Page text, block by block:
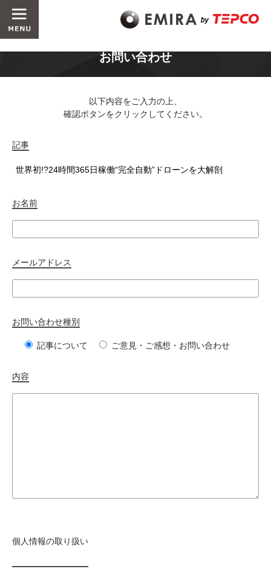
お問い合わせ
以下内容をご入力の上、
確認ボタンをクリックしてください。
記事
お名前
メールアドレス
お問い合わせ種別
記事について ご意見・ご感想・お問い合わせ
内容
個人情報の取り扱い